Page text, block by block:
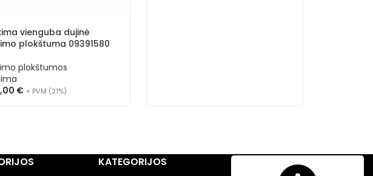
vienguba dujinė
plokštuma 09391580
plokštumos
€ + PVM (21%)
KATEGORIJOS